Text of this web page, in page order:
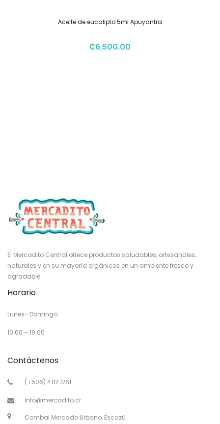
Aceite de eucalipto 5ml Apuyantra
₡6,500.00
El Mercadito Central ofrece productos saludables, artesanales,
naturales y en su mayoría orgánicos en un ambiente fresco y
agradable.
Horario
Lunes- Domingo
10:00 – 19:00
Contáctenos
(+506) 4112 1261
info@mercadito.cr
Combai Mercado Urbano, Escazú